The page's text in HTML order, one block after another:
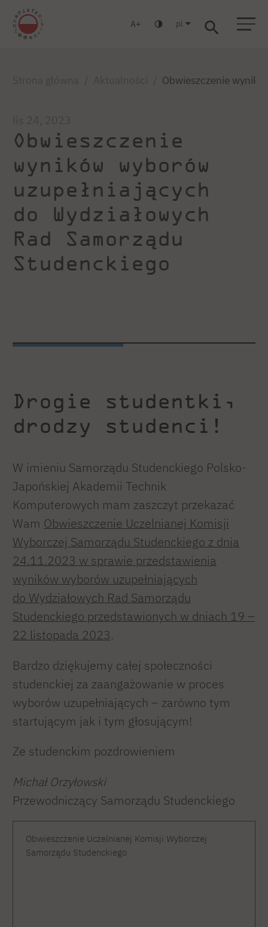
A pl
Obwieszczenie
Obwieszczenie
wyników wyborów
uzupełniających
do Wydziałowych
Rad Samorządu
Studenckiego
Drogie studentki,
drodzy studenci!
W imieniu Samorządu Studenckiego Polsko-
Japońskiej Akademii Technik
Komputerowych mam zaszczyt przekazać
Wam Obwieszczenie Uczelnianej Komisji
Wyborczej Samorządu Studenckiego z dnia
24.11.2023 w sprawie przedstawienia
wyników wyborów uzupełniających
do Wydziałowych Rad Samorządu
Studenckiego przedstawionych w dniach 19 –
22 listopada 2023.
Bardzo dziękujemy całej społeczności
studenckiej za zaangażowanie w proces
wyborów uzupełniających – zarówno tym
startującym jak i tym głosującym!
Ze studenckim pozdrowieniem
Michał Orzyłowski
Przewodniczący Samorządu Studenckiego
Obwieszczenie Uczelnianej Komisji Wyborczej
Samorządu Studenckiego